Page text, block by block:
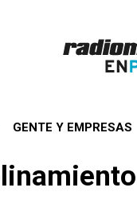
GENTE Y EMPRESAS